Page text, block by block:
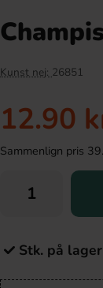
Kunst nej: 26851
12.90
Sammenlign pris
Stk. på